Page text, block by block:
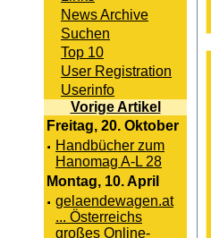
News Archive
Suchen
Top 10
User Registration
Userinfo
Vorige Artikel
Freitag, 20. Oktober
· Handbücher zum
Hanomag A-L 28
Montag, 10. April
· gelaendewagen.at
... Österreichs
großes Online-